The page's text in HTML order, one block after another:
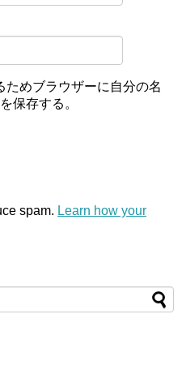
ためブラウザーに自分の名
保存する。
spam. Learn how your